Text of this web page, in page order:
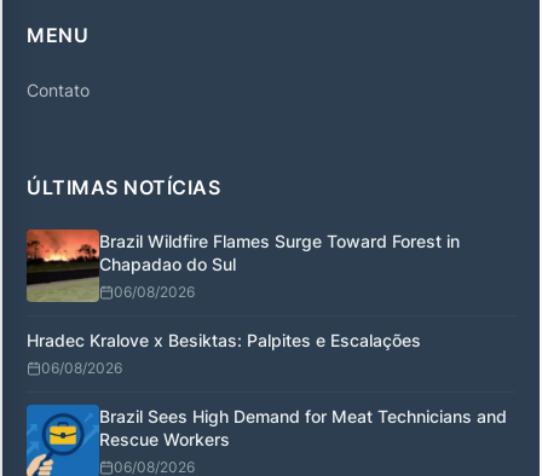
MENU
Contato
ÚLTIMAS NOTÍCIAS
Brazil Wildfire Flames Surge Toward Forest in
Chapadao do Sul
06/08/2026
Hradec Kralove x Besiktas: Palpites e Escalações
06/08/2026
Brazil Sees High Demand for Meat Technicians and
Rescue Workers
06/08/2026